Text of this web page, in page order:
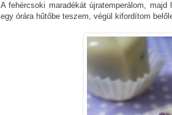
A fehércsoki maradékát újratemperálom,
egy órára hűtőbe teszem, végül kifordítom